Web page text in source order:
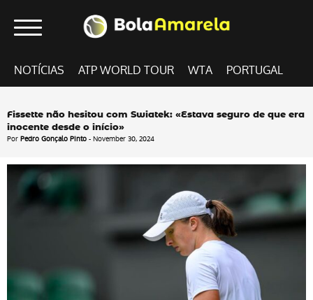
NOTÍCIAS ATP WORLD TOUR WTA PORTUGAL
Fissette não hesitou com Swiatek: «Estava seguro de que era
inocente desde o início»
Por Pedro Gonçalo Pinto - November 30, 2024